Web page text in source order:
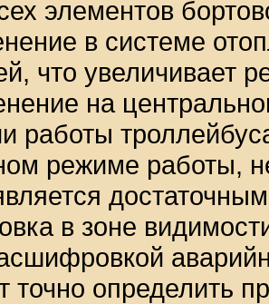
элементов
в системе
что увеличивает
на
работы
режиме работы,
в зоне
точно определить